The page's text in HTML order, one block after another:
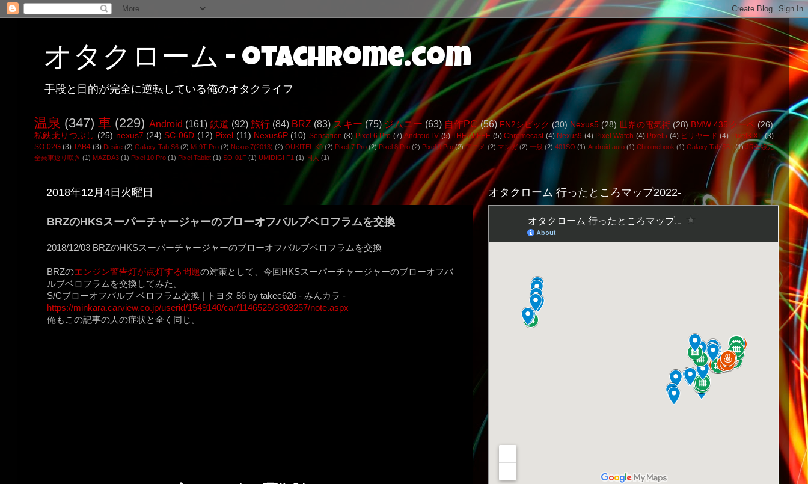
オタクローム - otachrome.com
手段と目的が完全に逆転している俺のオタクライフ
温泉 (347) 車 (229) Android (161) 鉄道 (92) 旅行 (84) BRZ (83) スキー (75) ジムニー (63) 自作PC (56) FN2シビック (30) Nexus5 (28) 世界の電気街 (28) BMW 435iクーペ (26)
私鉄乗りつぶし (25) nexus7 (24) SC-06D (12) Pixel (11) Nexus6P (10) Sensation (8) Pixel 6 Pro (7) AndroidTV (5) THE ALFEE (5) Chromecast (4) Nexus9 (4) Pixel Watch (4) Pixel5 (4) ビリヤード (4) Pixel3 XL (3)
SO-02G (3) TAB4 (3) Desire (2) Galaxy Tab S6 (2) Mi 9T Pro (2) Nexus7(2013) (2) OUKITEL K9 (2) Pixel 7 Pro (2) Pixel 8 Pro (2) Pixel 9 Pro (2) アニメ (2) マンガ (2) 一般 (2) 401SO (1) Android auto (1) Chromebook (1) Galaxy Tab S8+ (1) JR全線完
全乗車返り咲き (1) MAZDA3 (1) Pixel 10 Pro (1) Pixel Tablet (1) SO-01F (1) UMIDIGI F1 (1) 同人 (1)
2018年12月4日火曜日
BRZのHKSスーパーチャージャーのブローオフバルブベロフラムを交換
2018/12/03 BRZのHKSスーパーチャージャーのブローオフバルブベロフラムを交換
BRZのエンジン警告灯が点灯する問題の対策として、今回HKSスーパーチャージャーのブローオフバ
ルブベロフラムを交換してみた。
S/Cブローオフバルブ ベロフラム交換 | トヨタ 86 by takec626 - みんカラ -
https://minkara.carview.co.jp/userid/1549140/car/1146525/3903257/note.aspx
俺もこの記事の人の症状と全く同じ。
オタクローム 行ったところマップ2022-